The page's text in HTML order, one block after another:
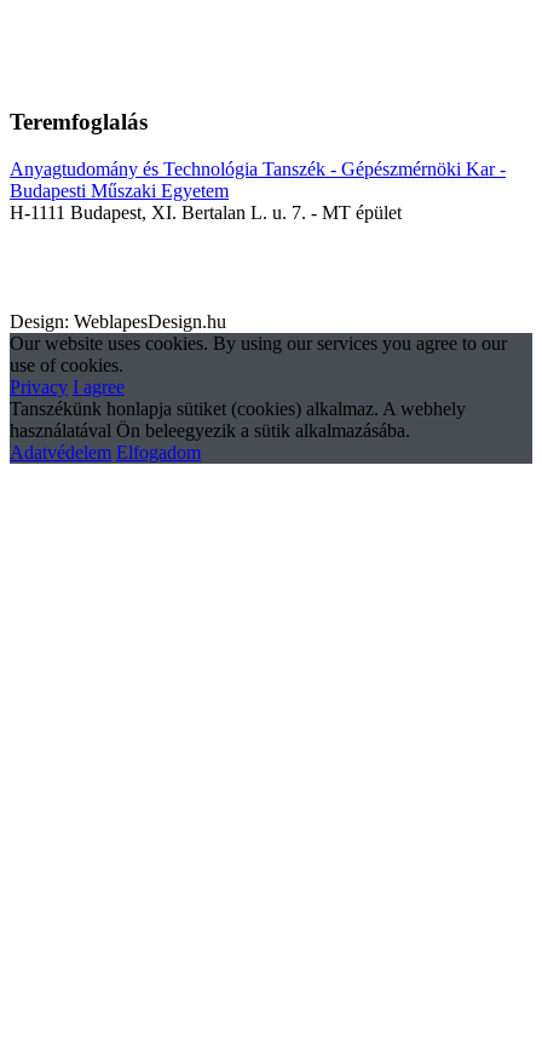
Teremfoglalás
Anyagtudomány és Technológia Tanszék - Gépészmérnöki Kar -
Budapesti Műszaki Egyetem
H-1111 Budapest, XI. Bertalan L. u. 7. - MT épület
Design: WeblapesDesign.hu
Our website uses cookies. By using our services you agree to our
use of cookies.
Privacy I agree
Tanszékünk honlapja sütiket (cookies) alkalmaz. A webhely
használatával Ön beleegyezik a sütik alkalmazásába.
Adatvédelem Elfogadom